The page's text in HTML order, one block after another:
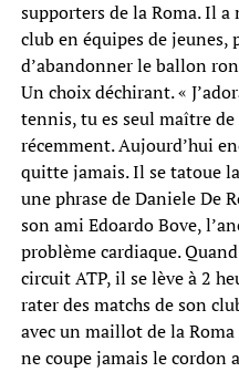
supporters de la Roma. Il
club en équipes de
d’abandonner le ballon
Un choix déchirant. «
tennis, tu es seul maître
récemment. Aujourd’hui
quitte jamais. Il se tatoue
une phrase de Daniele De
son ami Edoardo Bove,
problème cardiaque.
circuit ATP, il se lève à 2
rater des matchs de son
avec un maillot de la
ne coupe jamais le cordon